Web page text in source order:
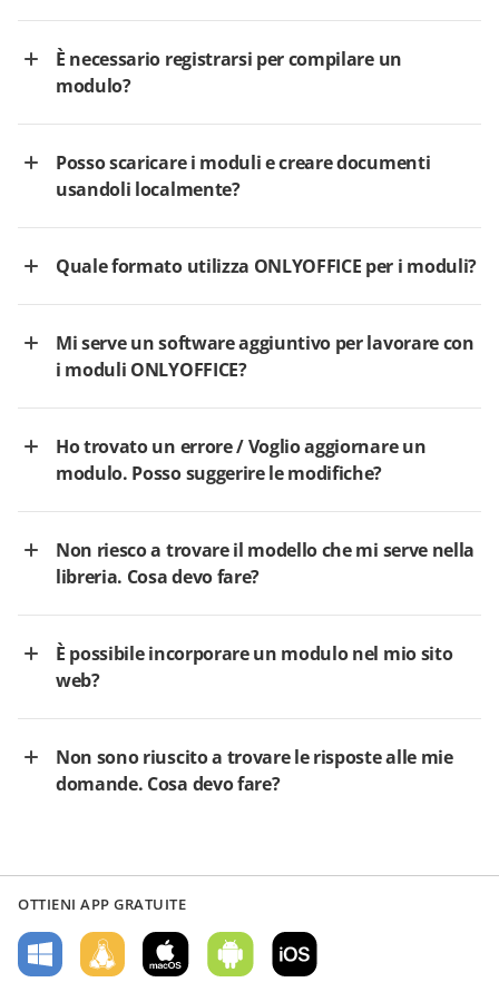
È necessario registrarsi per compilare un
modulo?
Posso scaricare i moduli e creare documenti
usandoli localmente?
Quale formato utilizza ONLYOFFICE per i moduli?
Mi serve un software aggiuntivo per lavorare con
i moduli ONLYOFFICE?
Ho trovato un errore / Voglio aggiornare un
modulo. Posso suggerire le modifiche?
Non riesco a trovare il modello che mi serve nella
libreria. Cosa devo fare?
È possibile incorporare un modulo nel mio sito
web?
Non sono riuscito a trovare le risposte alle mie
domande. Cosa devo fare?
OTTIENI APP GRATUITE